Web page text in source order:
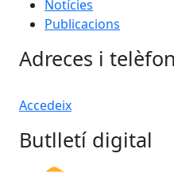
Avisos
Agenda
Notícies
Publicacions
Adreces i telèfons
Accedeix